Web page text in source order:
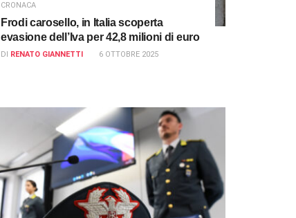
CRONACA
Frodi carosello, in Italia scoperta
evasione dell’Iva per 42,8 milioni di euro
DI RENATO GIANNETTI 6 OTTOBRE 2025